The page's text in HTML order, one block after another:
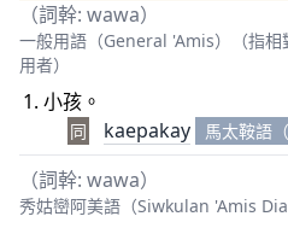
（詞幹: wawa）
一般用語（General 'Amis）（指
用者）
小孩。
同 kaepakay 馬太鞍語
（詞幹: wawa）
秀姑巒阿美語（Siwkulan 'Amis